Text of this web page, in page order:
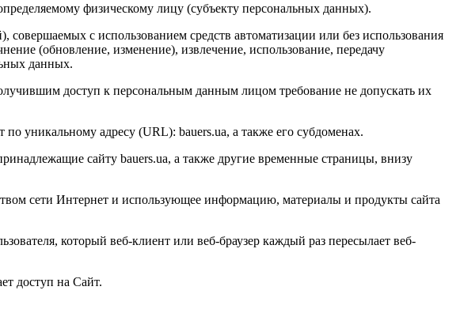
физическому лицу (субъекту персональных данных).
с использованием средств автоматизации или без использования
(обновление, изменение), извлечение, использование, передачу
данных.
доступ к персональным данным лицом требование не допускать их
уникальному адресу (URL): bauers.ua, а также его субдоменах.
сайту bauers.ua, а также другие временные страницы, внизу
сети Интернет и использующее информацию, материалы и продукты сайта
который веб-клиент или веб-браузер каждый раз пересылает веб-
доступ на Сайт.